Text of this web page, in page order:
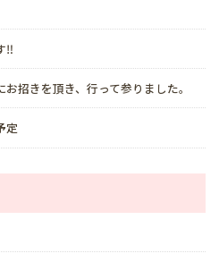
‼️
招きを頂き、行って参りました。
定